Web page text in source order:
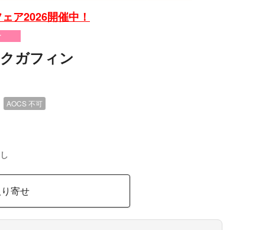
ア2026開催中！
ガフィン
AOCS不可
寄せ